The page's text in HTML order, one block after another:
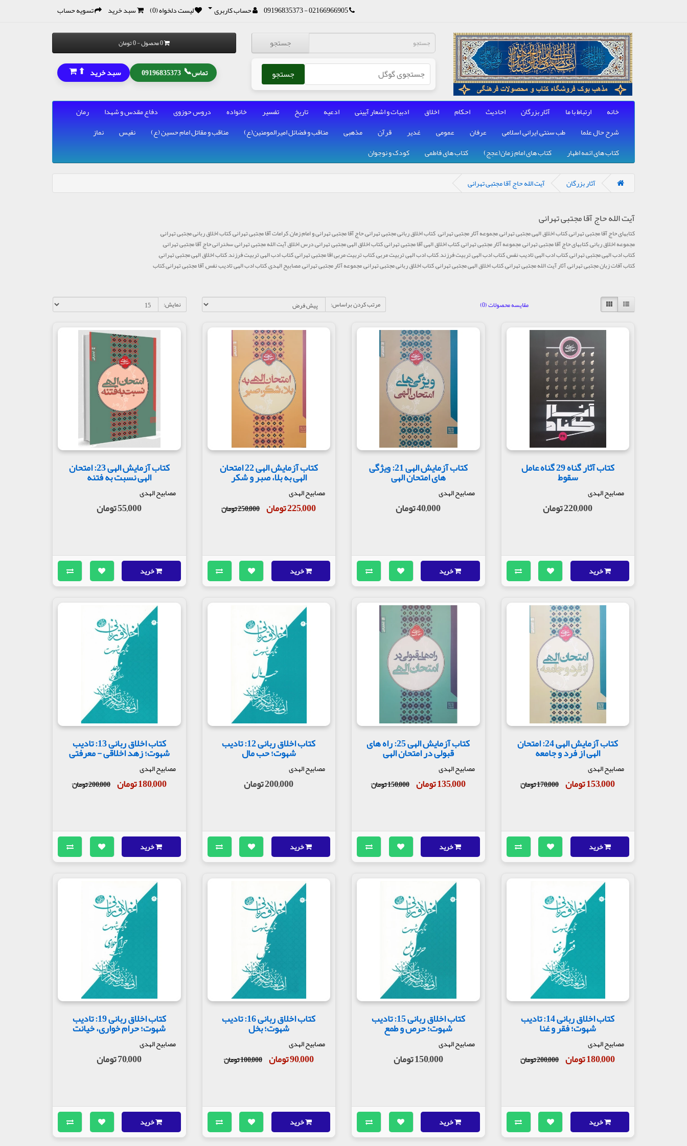
02166966905 - 09196835373 حساب کاربری لیست دلخواه (0) سبد خرید تسویه حساب
جستجو
جستجو
0 محصول - 0 تومان
تماس📞
09196835373 سبد خرید ⬆
خانه ارتباط با ما آثار بزرگان احادیث احکام اخلاق ادبیات و اشعار آیینی ادعیه تاریخ تفسیر خانواده دروس حوزوی دفاع مقدس و شهدا
رمان
شرح حال علما
طب سنتی, ایرانی, اسلامی عرفان عمومی غدیر قرآن مذهبی مناقب و فضائل امیرالمومنین(ع) مناقب و مقاتل امام حسین (ع) نفیس
نماز
کتاب های ائمه اطهار
کتاب های امام زمان(عجج) کتاب های فاطمی کودک و نوجوان
آثار بزرگان آیت الله حاج آقا مجتبی تهرانی
آیت الله حاج آقا مجتبی تهرانی
کتابهای حاج آقا مجتبی تهرانی, کتاب اخلاق الهی مجتبی تهرانی, مجموعه آثار مجتبی تهرانی, کتاب اخلاق ربانی مجتبی تهرانی, حاج آقا مجتبی تهرانی و امام زمان, کرامات آقا مجتبی تهرانی, کتاب اخلاق ربانی مجتبی تهرانی,
مجموعه اخلاق ربانی, کتابهای حاج آقا مجتبی تهرانی, مجموعه آثار مجتبی تهرانی, کتاب اخلاق الهی آقا مجتبی تهرانی, کتاب اخلاق الهی مجتبی تهرانی, درس اخلاق آیت الله مجتبی تهرانی, سخنرانی حاج آقا مجتبی تهرانی,
کتاب ادب الهی مجتبی تهرانی, کتاب ادب الهی تادیب نفس, کتاب ادب الهی تربیت فرزند, کتاب ادب الهی تربیت مربی, کتاب تربیت مربی اقا مجتبی تهرانی, کتاب ادب الهی تربیت فرزند, کتاب اخلاق الهی مجتبی تهرانی,
کتاب آفات زبان مجتبی تهرانی, آثار آیت الله مجتبی تهرانی, کتاب اخلاق الهی مجتبی تهرانی, کتاب اخلاق ربانی مجتبی تهرانی, مجموعه آثار مجتبی تهرانی, مصابیح الهدی, کتاب ادب الهی تادیب نفس, آقا مجتبی تهرانی کتاب
مقایسه محصولات (0) مرتب کردن براساس: نمایش:
کتاب آثار گناه 29 گناه عامل
سقوط
مصابیح الهدی
220,000 تومان
خرید
کتاب آزمایش الهی 21: ویژگی‌
های امتحان الهی
مصابیح الهدی
40,000 تومان
خرید
کتاب آزمایش الهی 22 امتحان
الهی به بلا، صبر و شکر
مصابیح الهدی
225,000 تومان 250,000 تومان
خرید
کتاب آزمایش الهی 23: امتحان
الهی نسبت به فتنه
مصابیح الهدی
55,000 تومان
خرید
کتاب آزمایش الهی 24: امتحان
الهی از فرد و جامعه
مصابیح الهدی
153,000 تومان 170,000 تومان
خرید
کتاب آزمایش الهی 25: راه های
قبولی در امتحان الهی
مصابیح الهدی
135,000 تومان 150,000 تومان
خرید
کتاب اخلاق ربانی 12: تادیب
شهوت؛ حب مال
مصابیح الهدی
200,000 تومان
خرید
کتاب اخلاق ربانی 13: تادیب
شهوت؛ زهد اخلاقی - معرفتی
مصابیح الهدی
180,000 تومان 200,000 تومان
خرید
کتاب اخلاق ربانی 14: تادیب
شهوت؛ فقر و غنا
مصابیح الهدی
180,000 تومان 200,000 تومان
خرید
کتاب اخلاق ربانی 15: تادیب
شهوت؛ حرص و طمع
مصابیح الهدی
150,000 تومان
خرید
کتاب اخلاق ربانی 16: تادیب
شهوت؛ بخل
مصابیح الهدی
90,000 تومان 100,000 تومان
خرید
کتاب اخلاق ربانی 19: تادیب
شهوت؛ حرام خواری، خیانت
مصابیح الهدی
70,000 تومان
خرید